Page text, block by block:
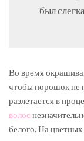
был
Во время
чтобы порошок не
разлетается в
волос
белого. На